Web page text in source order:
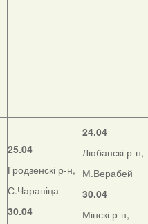
25.04
Гродзенскі р-н,
С.Чарапіца
30.04
24.04
Любанскі р-н,
М.Верабей
30.04
Мінскі р-н,